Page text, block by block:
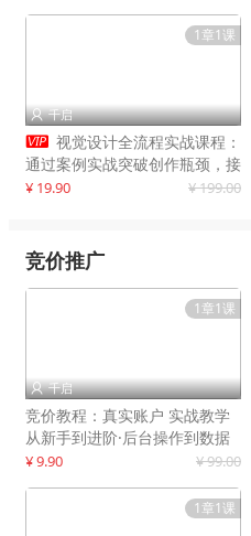
1章1课
 千启
 视觉设计全流程实战课程：
通过案例实战突破创作瓶颈，接
单月入20000+
¥ 19.90 ¥ 199.00
竞价推广
1章1课
 千启
竞价教程：真实账户 实战教学
从新手到进阶·后台操作到数据
优化
¥ 9.90 ¥ 99.00
1章1课